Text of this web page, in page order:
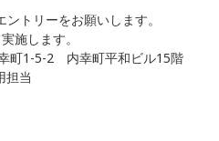
ントリーをお願いします。
施します。
町1-5-2 内幸町平和ビル15階
担当